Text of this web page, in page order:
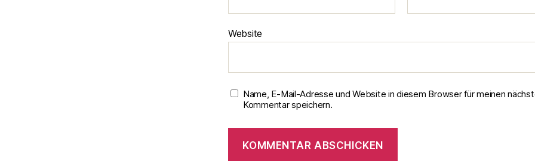
Website
Name, E-Mail-Adresse und Website in diesem Browser für meinen
Kommentar speichern.